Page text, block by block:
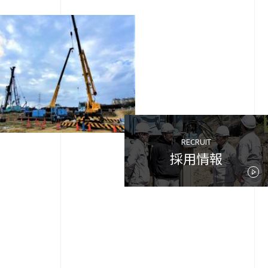
RECRUIT
採用情報